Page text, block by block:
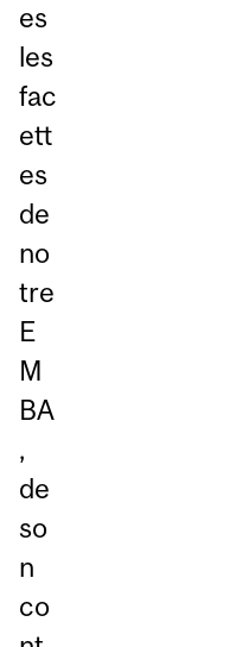
es
les
fac
ett
es
de
no
tre
E
M
BA
,
de
so
n
co